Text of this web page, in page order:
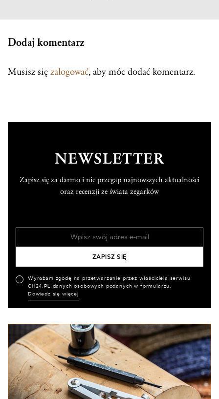
Dodaj komentarz
Musisz się zalogować, aby móc dodać komentarz.
NEWSLETTER
Zapisz się za darmo i nie przegap najnowszych aktualności
oraz recenzji ze świata zegarków
Wyrażam zgodę na przetwarzanie przez właściciela serwisu
CH24.PL danych osobowych podanych w formularzu.
Dowiedz się więcej